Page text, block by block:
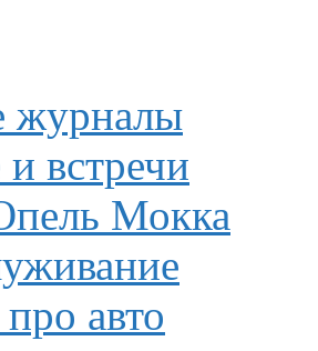
журналы
встречи
Мокка
авто